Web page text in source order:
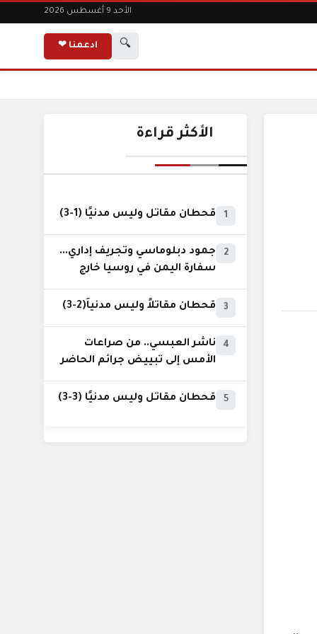
الأحد 9 أغسطس 2026
🔍 ادعمنا ❤
الأكثر قراءة
1 قحطان مقاتل وليس مدنيًا (1-3)
2
جمود دبلوماسي وتجريف إداري...
سفارة اليمن في روسيا خارج
3 قحطان مقاتلاً وليس مدنياً(2-3)
4
ناشر العبسي.. من صراعات
الأمس إلى تبييض جرائم الحاضر
5 قحطان مقاتل وليس مدنيًا (3-3)